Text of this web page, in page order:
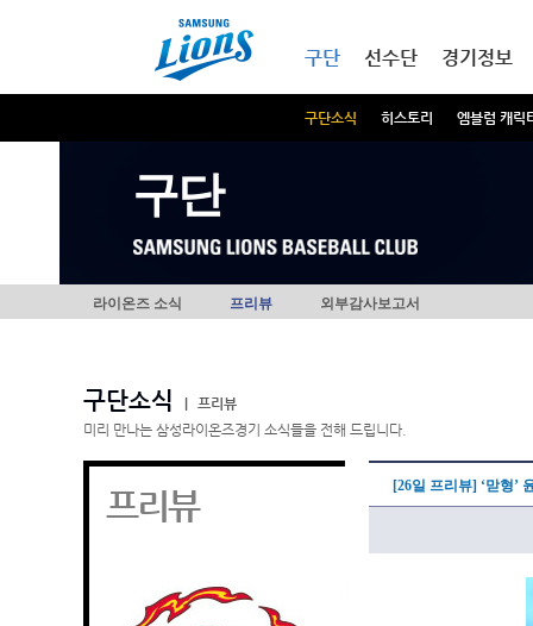
구단
구단소식 히스토리 엠블럼 캐릭
선수단 경기정보
구단
라이온즈 소식 프리뷰 외부감사보고서
구단소식
프리뷰
미리 만나는 삼성라이온즈경기 소식들을 전해 드립니다.
프리뷰 [26일 프리뷰] ‘맏형’